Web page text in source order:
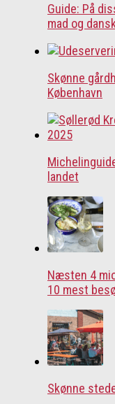
Guide: På
mad og
Skønne
København
landet
Næsten 4
10 mest
Skønne